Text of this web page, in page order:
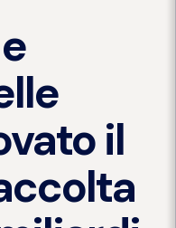
il